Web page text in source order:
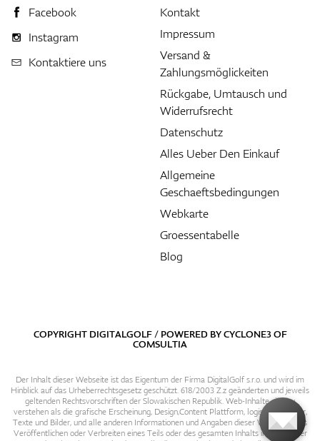
Facebook
Instagram
Kontaktiere uns
Kontakt
Impressum
Versand &
Zahlungsmöglickeiten
Rückgabe, Umtausch und
Widerrufsrecht
Datenschutz
Alles Ueber Den Einkauf
Allgemeine
Geschaeftsbedingungen
Webkarte
Groessentabelle
Blog
COPYRIGHT DIGITALGOLF / POWERED BYCYCLONE3OF
COMSULTIA
Der Inhalt dieser Webseite ist das Eigentum der Firma DigitalGolf s.r.o. und wird im
Hinblick auf das Urheberrechtsgesetz geschützt. 618/2003 Z.z geänderten und jeweils
geltenden Rechtsvorschriften der Slowakischen Republik. Web-Inhalte sind zu
verstehen als die grafische Erscheinung, Design,Content Plattform, logische Struktur,
Texte und Bilder, und alle anderen Informationen und Angaben dieser Webseite. Das
Veröffentlichen oder Verbreiten eines Teils oder des gesamten Inhalts in irgendeiner